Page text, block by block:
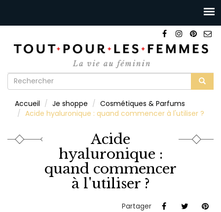
Formulaire
recherche
Accueil Je shoppe
Cosmétiques & Parfums
Acide hyaluronique : quand commencer à l'utiliser ?
Acide
hyaluronique :
quand commencer
à l'utiliser ?
Partager